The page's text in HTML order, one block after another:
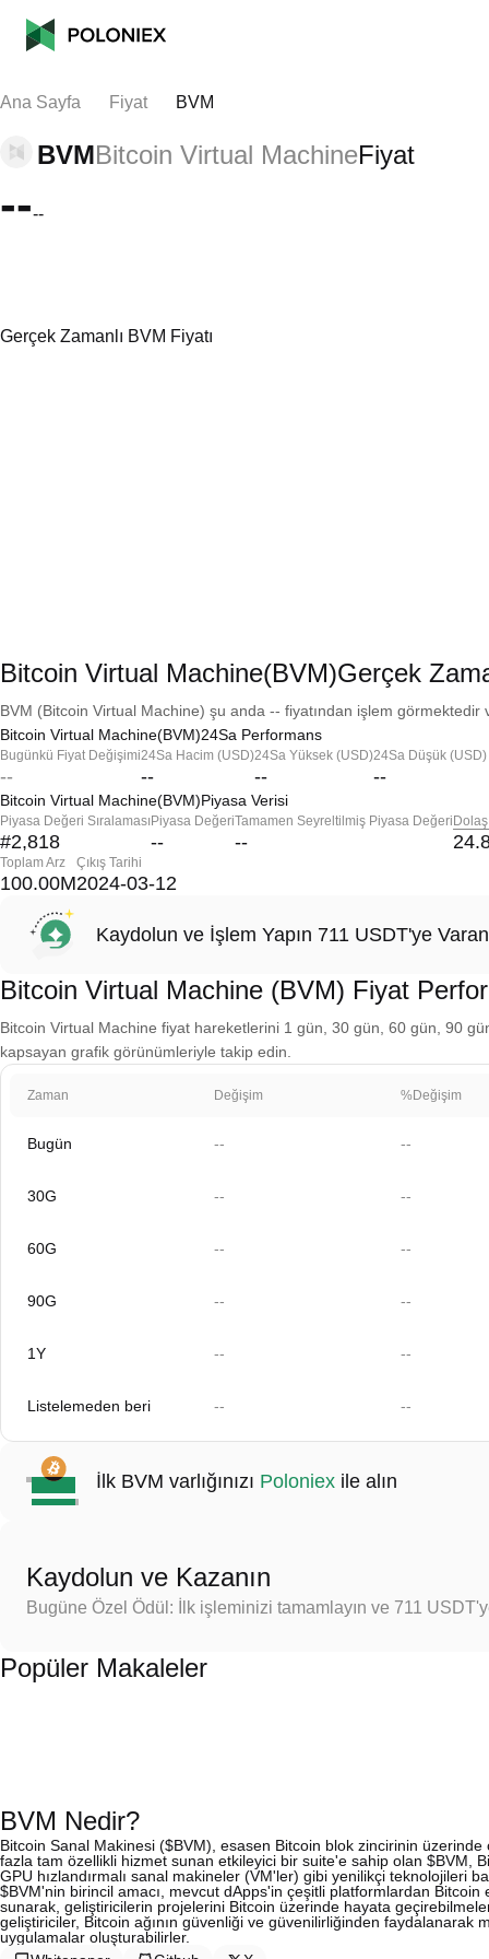
Ana Sayfa Fiyat BVM
BVMBitcoin Virtual MachineFiyat
----
Gerçek Zamanlı BVM Fiyatı
Bitcoin Virtual Machine(BVM)Gerçek
BVM (Bitcoin Virtual Machine) şu anda -- fiyatından işlem
Bitcoin Virtual Machine(BVM)24Sa Performans
Bugünkü Fiyat Değişimi
--
24Sa Hacim (USD)
--
24Sa Yüksek (USD)
--
24Sa Düşük (USD)
--
Bitcoin Virtual Machine(BVM)Piyasa Verisi
Piyasa Değeri Sıralaması
#2,818
Piyasa Değeri
--
Tamamen Seyreltilmiş Piyasa Değeri
--
Toplam Arz
100.00M
Çıkış Tarihi
2024-03-12
Kaydolun ve İşlem Yapın 711 USDT'ye
Bitcoin Virtual Machine (BVM) Fiyat
Bitcoin Virtual Machine fiyat hareketlerini 1 gün, 30 gün, 60 gün, 90
kapsayan grafik görünümleriyle takip edin.
Zaman Değişim %Değişim
Bugün -- --
30G -- --
60G -- --
90G -- --
1Y -- --
Listelemeden beri -- --
İlk BVM varlığınızı Poloniex ile alın
Kaydolun ve Kazanın
Bugüne Özel Ödül: İlk işleminizi tamamlayın ve 711
Popüler Makaleler
BVM Nedir?
Bitcoin Sanal Makinesi ($BVM), esasen Bitcoin blok zincirinin üzerinde
fazla tam özellikli hizmet sunan etkileyici bir suite'e sahip olan $BVM,
GPU hızlandırmalı sanal makineler (VM'ler) gibi yenilikçi teknolojileri
$BVM'nin birincil amacı, mevcut dApps'in çeşitli platformlardan
sunarak, geliştiricilerin projelerini Bitcoin üzerinde hayata
geliştiriciler, Bitcoin ağının güvenliği ve güvenilirliğinden
uygulamalar oluşturabilirler.